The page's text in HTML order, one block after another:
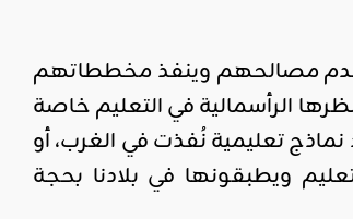
يخدم مصالحهم وينفذ مخططاتهم
الرأسمالية في التعليم خاصة
تعليمية نُفذت في الغرب، أو
ويطبقونها في بلادنا بحجة